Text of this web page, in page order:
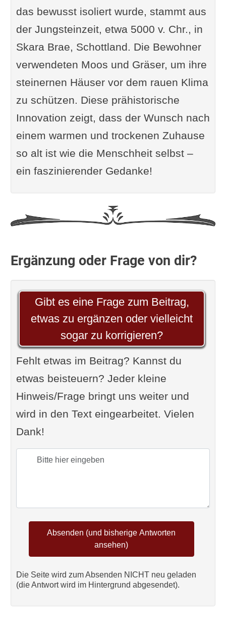
das bewusst isoliert wurde, stammt aus
der Jungsteinzeit, etwa 5000 v. Chr., in
Skara Brae, Schottland. Die Bewohner
verwendeten Moos und Gräser, um ihre
steinernen Häuser vor dem rauen Klima
zu schützen. Diese prähistorische
Innovation zeigt, dass der Wunsch nach
einem warmen und trockenen Zuhause
so alt ist wie die Menschheit selbst –
ein faszinierender Gedanke!
Ergänzung oder Frage von dir?
Gibt es eine Frage zum Beitrag,
etwas zu ergänzen oder vielleicht
sogar zu korrigieren?
Fehlt etwas im Beitrag? Kannst du
etwas beisteuern? Jeder kleine
Hinweis/Frage bringt uns weiter und
wird in den Text eingearbeitet. Vielen
Dank!
Die Seite wird zum Absenden NICHT neu geladen
(die Antwort wird im Hintergrund abgesendet).